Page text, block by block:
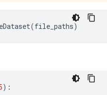
(file_paths)
):